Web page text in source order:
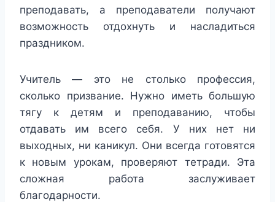
преподавать, а преподаватели получают
возможность отдохнуть и насладиться
праздником.
Учитель — это не столько профессия,
сколько призвание. Нужно иметь большую
тягу к детям и преподаванию, чтобы
отдавать им всего себя. У них нет ни
выходных, ни каникул. Они всегда готовятся
к новым урокам, проверяют тетради. Эта
сложная работа заслуживает
благодарности.